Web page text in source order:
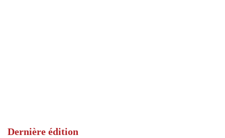
Dernière édition